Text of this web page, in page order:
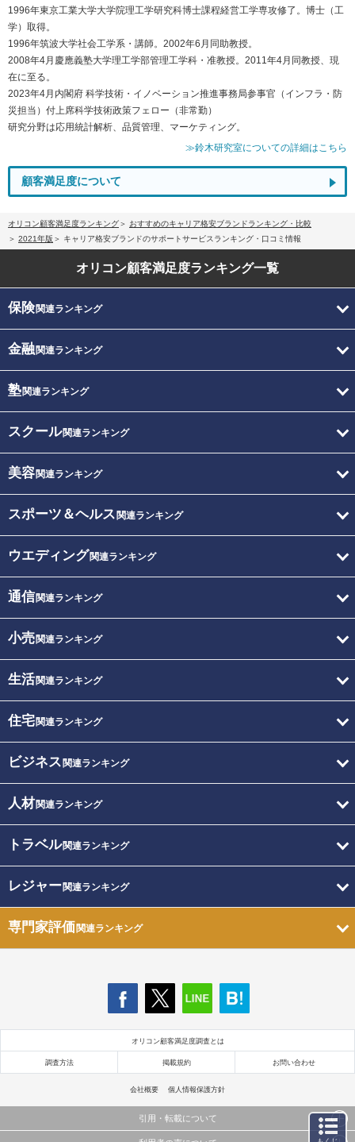
1996年東京工業大学大学院理工学研究科博士課程経営工学専攻修了。博士（工
学）取得。
1996年筑波大学社会工学系・講師。2002年6月同助教授。
2008年4月慶應義塾大学理工学部管理工学科・准教授。2011年4月同教授、現
在に至る。
2023年4月内閣府 科学技術・イノベーション推進事務局参事官（インフラ・防
災担当）付上席科学技術政策フェロー（非常勤）
研究分野は応用統計解析、品質管理、マーケティング。
≫鈴木研究室についての詳細はこちら
顧客満足度について
オリコン顧客満足度ランキング
おすすめのキャリア格安ブランドランキング・比較
2021年版
キャリア格安ブランドのサポートサービスランキング・口コミ情報
オリコン顧客満足度ランキング一覧
保険関連ランキング
金融関連ランキング
塾関連ランキング
スクール関連ランキング
美容関連ランキング
スポーツ＆ヘルス 関連ランキング
ウエディング関連ランキング
通信関連ランキング
小売関連ランキング
生活関連ランキング
住宅関連ランキング
ビジネス 関連ランキング
人材関連ランキング
トラベル関連ランキング
レジャー関連ランキング
専門家評価関連ランキング
オリコン顧客満足度調査とは
調査方法 掲載規約 お問い合わせ
会社概要 個人情報保護方針
引用・転載について